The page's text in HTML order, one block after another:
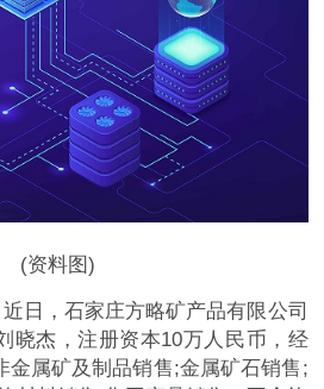
(资料图)
日，石家庄方略矿产品有限公司
晓杰，注册资本10万人民币，经
金属矿及制品销售;金属矿石销售;